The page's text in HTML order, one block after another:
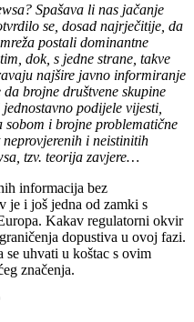
Spašava li nas jačanje
se, dosad najrječitije, da
postali dominantne
dok, s jedne strane, takve
najšire javno informiranje
brojne društvene skupine
podijele vijesti,
i brojne problematične
i neistinitih
tzv. teorija zavjere…
informacija bez
je i još jedna od zamki s
Kakav regulatorni okvir
dopustiva u ovoj fazi.
se uhvati u koštac s ovim
značenja.